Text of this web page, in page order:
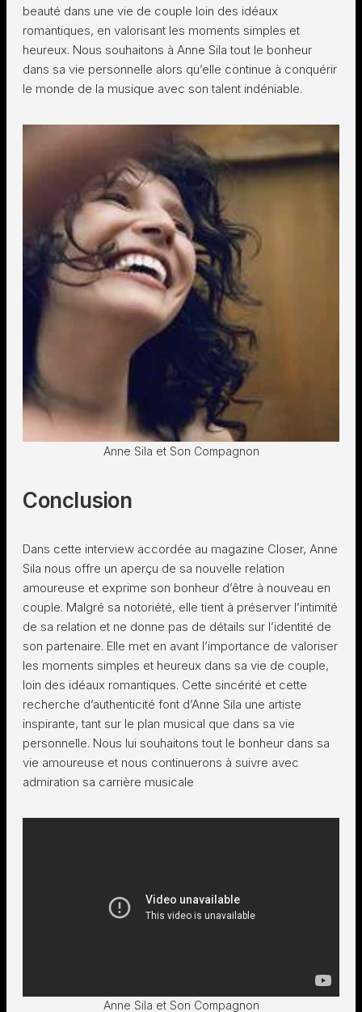
beauté dans une vie de couple loin des idéaux
romantiques, en valorisant les moments simples et
heureux. Nous souhaitons à Anne Sila tout le bonheur
dans sa vie personnelle alors qu’elle continue à conquérir
le monde de la musique avec son talent indéniable.
Anne Sila et Son Compagnon
Conclusion
Dans cette interview accordée au magazine Closer, Anne
Sila nous offre un aperçu de sa nouvelle relation
amoureuse et exprime son bonheur d’être à nouveau en
couple. Malgré sa notoriété, elle tient à préserver l’intimité
de sa relation et ne donne pas de détails sur l’identité de
son partenaire. Elle met en avant l’importance de valoriser
les moments simples et heureux dans sa vie de couple,
loin des idéaux romantiques. Cette sincérité et cette
recherche d’authenticité font d’Anne Sila une artiste
inspirante, tant sur le plan musical que dans sa vie
personnelle. Nous lui souhaitons tout le bonheur dans sa
vie amoureuse et nous continuerons à suivre avec
admiration sa carrière musicale
Anne Sila et Son Compagnon